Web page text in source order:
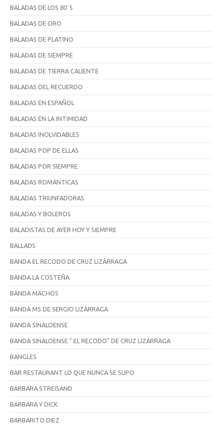
BALADAS DE LOS 80´S
BALADAS DE ORO
BALADAS DE PLATINO
BALADAS DE SIEMPRE
BALADAS DE TIERRA CALIENTE
BALADAS DEL RECUERDO
BALADAS EN ESPAÑOL
BALADAS EN LA INTIMIDAD
BALADAS INOLVIDABLES
BALADAS POP DE ELLAS
BALADAS POR SIEMPRE
BALADAS ROMÁNTICAS
BALADAS TRIUNFADORAS
BALADAS Y BOLEROS
BALADISTAS DE AYER HOY Y SIEMPRE
BALLADS
BANDA EL RECODO DE CRUZ LIZÁRRAGA
BANDA LA COSTEÑA
BANDA MACHOS
BANDA MS DE SERGIO LIZÁRRAGA
BANDA SINALOENSE
BANDA SINALOENSE " EL RECODO" DE CRUZ LIZÁRRAGA
BANGLES
BAR RESTAURANT LO QUE NUNCA SE SUPO
BARBARA STREISAND
BARBARA Y DICK
BARBARITO DIEZ